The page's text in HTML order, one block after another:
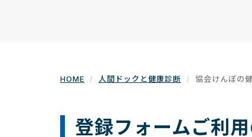
HOME 人間ドックと健康診断 協会けんぽの
登録フォームご利